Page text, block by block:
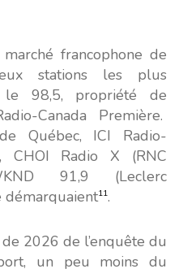
francophone de
stations les plus
le 98,5, propriété de
Canada Première.
Québec, ICI Radio-
CHOI Radio X (RNC
91,9 (Leclerc
démarquaient11.
2026 de l’enquête du
un peu moins du